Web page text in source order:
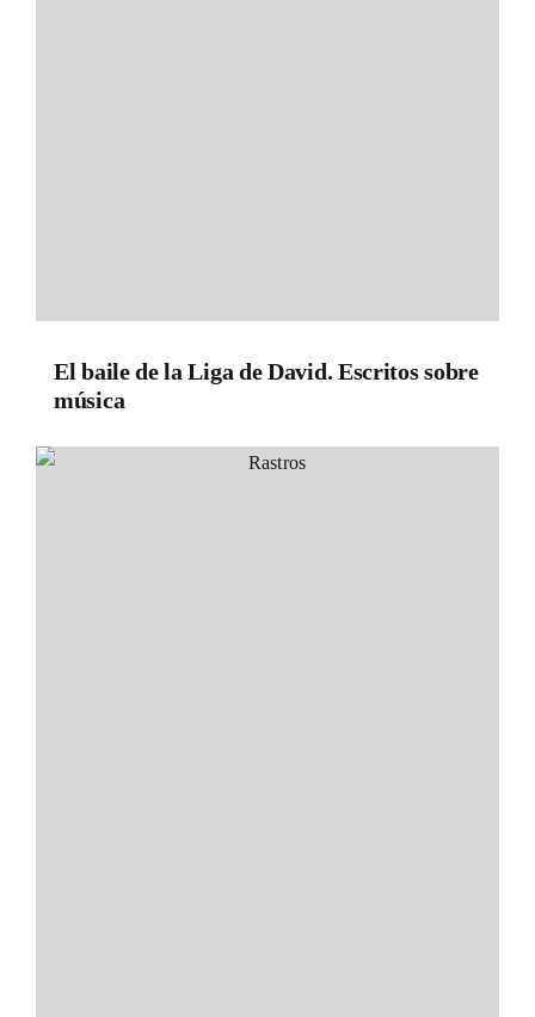
El baile de la Liga de David. Escritos sobre
música